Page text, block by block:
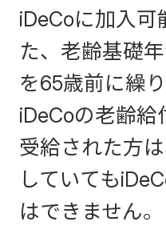
iDeCoに加入可
た、老齢基礎
を65歳前に繰
iDeCoの老齢給
受給された方
していても
はできません。